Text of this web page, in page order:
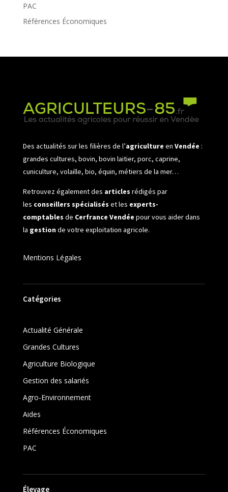
PAC
Références Économiques
Des actualités sur les filières de l’agriculture en Vendée :
grandes cultures, bovin, bovin laitier, porc, caprine,
cuniculture, volaille, bio, équin, métiers de la mer…
Retrouvez également des articles rédigés par
les conseillers spécialisés et les experts-
comptables de Cerfrance Vendée pour vous aider dans
la gestionde votre exploitation agricole.
Mentions Légales
Catégories
Actualité Générale
Grandes Cultures
Agriculture Biologique
Gestion des salariés
Agro-Environnement
Aides
Références Économiques
PAC
Élevage